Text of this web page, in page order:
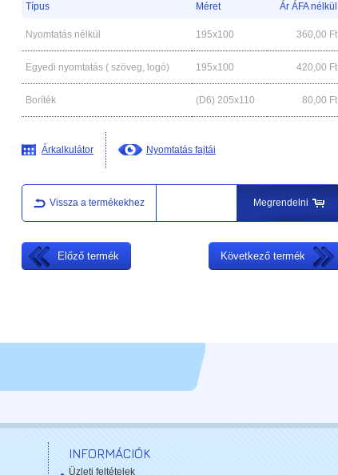
Típus Méret Ár ÁFA nélkül
Nyomtatás nélkül 195x100 360,00 Ft
Egyedi nyomtatás ( szöveg, logó) 195x100 420,00 Ft
Boríték (D6) 205x110 80,00 Ft
Árkalkulátor Nyomtatás fajtái
Vissza a termékekhez Megrendelni
Előző termék Következő termék
INFORMÁCIÓK
Üzleti feltételek